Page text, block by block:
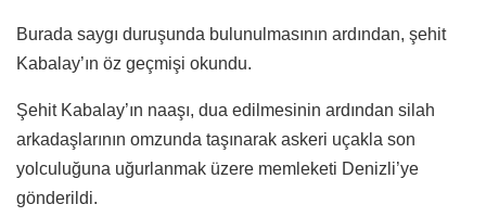
Burada saygı duruşunda bulunulmasının ardından, şehit
Kabalay’ın öz geçmişi okundu.
Şehit Kabalay’ın naaşı, dua edilmesinin ardından silah
arkadaşlarının omzunda taşınarak askeri uçakla son
yolculuğuna uğurlanmak üzere memleketi Denizli’ye
gönderildi.